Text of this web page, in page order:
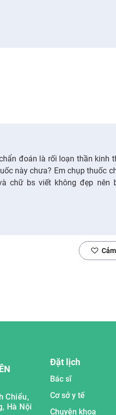
đoán là rối loạn thần kinh
này chưa? Em chụp thuốc
chữ bs viết không đẹp nên
Chiểu,
Hà Nội
Đặt lịch
Bác sĩ
Cơ sở y tế
Chuyên khoa